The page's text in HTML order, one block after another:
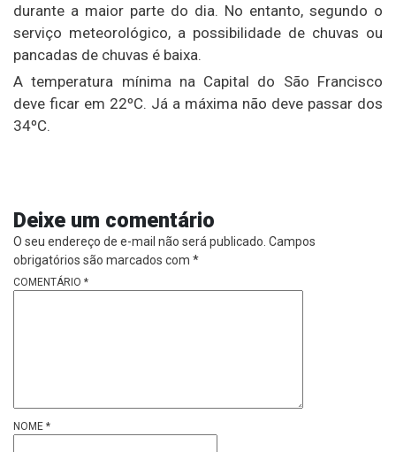
durante a maior parte do dia. No entanto, segundo o
serviço meteorológico, a possibilidade de chuvas ou
pancadas de chuvas é baixa.
A temperatura mínima na Capital do São Francisco
deve ficar em 22ºC. Já a máxima não deve passar dos
34ºC.
Deixe um comentário
O seu endereço de e-mail não será publicado. Campos
obrigatórios são marcados com *
COMENTÁRIO *
NOME *